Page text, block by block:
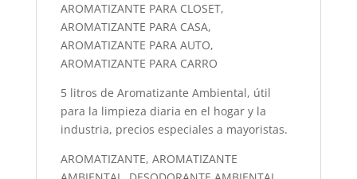
AROMATIZANTE PARA CLOSET,
AROMATIZANTE PARA CASA,
AROMATIZANTE PARA AUTO,
AROMATIZANTE PARA CARRO
5 litros de Aromatizante Ambiental, útil
para la limpieza diaria en el hogar y la
industria, precios especiales a mayoristas.
AROMATIZANTE, AROMATIZANTE